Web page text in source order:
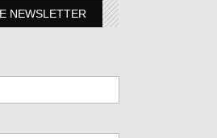
NEWSLETTER